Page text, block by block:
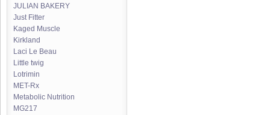
JULIAN BAKERY
Just Fitter
Kaged Muscle
Kirkland
Laci Le Beau
Little twig
Lotrimin
MET-Rx
Metabolic Nutrition
MG217